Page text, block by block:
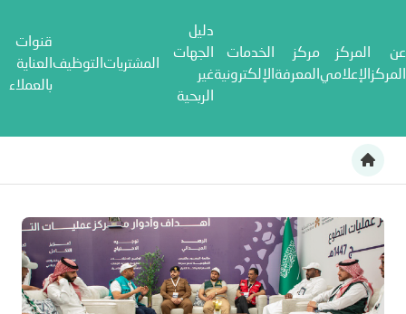
عن
المركز
المركز
الإعلامي
مركز
المعرفة
الخدمات
الإلكترونية
دليل
الجهات
غير
الربحية
المشتريات التوظيف
قنوات
العناية
بالعملاء